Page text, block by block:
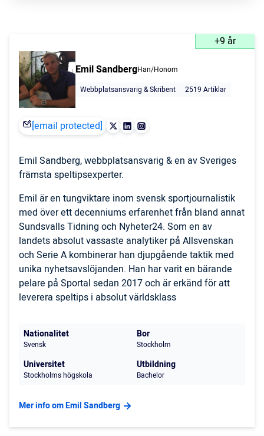
+9 år
Emil SandbergHan/Honom
Webbplatsansvarig & Skribent
2519 Artiklar
[email protected]
Emil Sandberg, webbplatsansvarig & en av Sveriges
främsta speltipsexperter.
Emil är en tungviktare inom svensk sportjournalistik
med över ett decenniums erfarenhet från bland annat
Sundsvalls Tidning och Nyheter24. Som en av
landets absolut vassaste analytiker på Allsvenskan
och Serie A kombinerar han djupgående taktik med
unika nyhetsavslöjanden. Han har varit en bärande
pelare på Sportal sedan 2017 och är erkänd för att
leverera speltips i absolut världsklass
Nationalitet
Svensk
Bor
Stockholm
Universitet
Stockholms högskola
Utbildning
Bachelor
Mer info om Emil Sandberg